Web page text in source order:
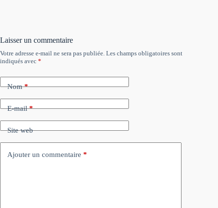
Laisser un commentaire
Votre adresse e-mail ne sera pas publiée. Les champs obligatoires sont
indiqués avec *
Nom*
E-mail*
Site web
Ajouter un commentaire *